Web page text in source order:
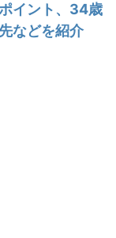
イント、34歳
などを紹介